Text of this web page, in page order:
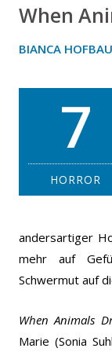
When
BIANCA
7
HORROR
andersartiger
mehr auf
Schwermut auf
When Animals
Marie (Sonia